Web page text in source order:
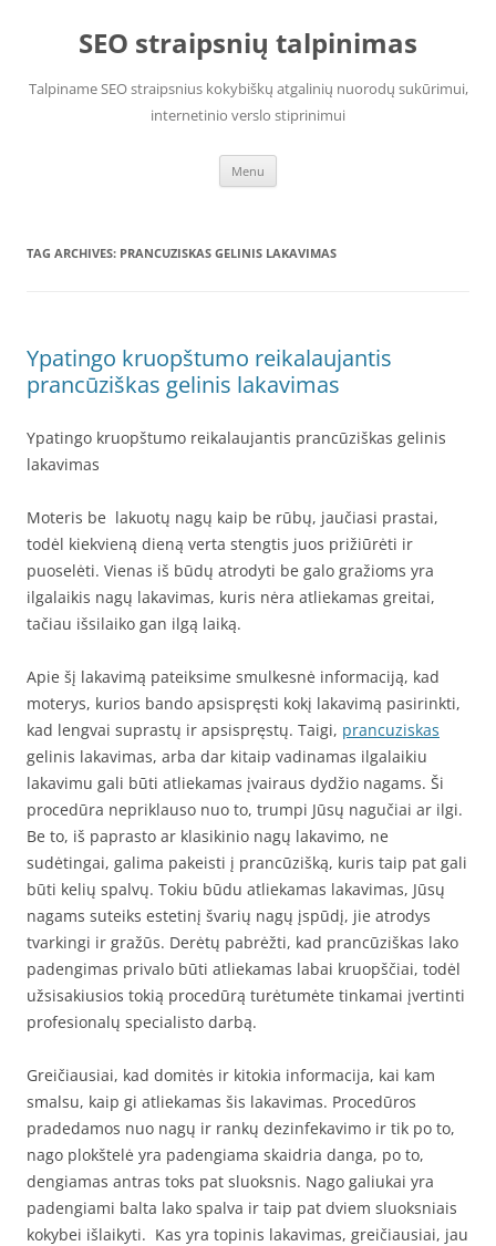
contentSEO straipsnių talpinimas
Talpiname SEO straipsnius kokybiškų atgalinių nuorodų sukūrimui,
internetinio verslo stiprinimui
Menu
TAG ARCHIVES: PRANCUZISKAS GELINIS LAKAVIMAS
Ypatingo kruopštumo reikalaujantis
prancūziškas gelinis lakavimas
Ypatingo kruopštumo reikalaujantis prancūziškas gelinis
lakavimas
Moteris be lakuotų nagų kaip be rūbų, jaučiasi prastai,
todėl kiekvieną dieną verta stengtis juos prižiūrėti ir
puoselėti. Vienas iš būdų atrodyti be galo gražioms yra
ilgalaikis nagų lakavimas, kuris nėra atliekamas greitai,
tačiau išsilaiko gan ilgą laiką.
Apie šį lakavimą pateiksime smulkesnė informaciją, kad
moterys, kurios bando apsispręsti kokį lakavimą pasirinkti,
kad lengvai suprastų ir apsispręstų. Taigi, prancuziskas
gelinis lakavimas, arba dar kitaip vadinamas ilgalaikiu
lakavimu gali būti atliekamas įvairaus dydžio nagams. Ši
procedūra nepriklauso nuo to, trumpi Jūsų nagučiai ar ilgi.
Be to, iš paprasto ar klasikinio nagų lakavimo, ne
sudėtingai, galima pakeisti į prancūzišką, kuris taip pat gali
būti kelių spalvų. Tokiu būdu atliekamas lakavimas, Jūsų
nagams suteiks estetinį švarių nagų įspūdį, jie atrodys
tvarkingi ir gražūs. Derėtų pabrėžti, kad prancūziškas lako
padengimas privalo būti atliekamas labai kruopščiai, todėl
užsisakiusios tokią procedūrą turėtumėte tinkamai įvertinti
profesionalų specialisto darbą.
Greičiausiai, kad domitės ir kitokia informacija, kai kam
smalsu, kaip gi atliekamas šis lakavimas. Procedūros
pradedamos nuo nagų ir rankų dezinfekavimo ir tik po to,
nago plokštelė yra padengiama skaidria danga, po to,
dengiamas antras toks pat sluoksnis. Nago galiukai yra
padengiami balta lako spalva ir taip pat dviem sluoksniais
kokybei išlaikyti. Kas yra topinis lakavimas, greičiausiai, jau